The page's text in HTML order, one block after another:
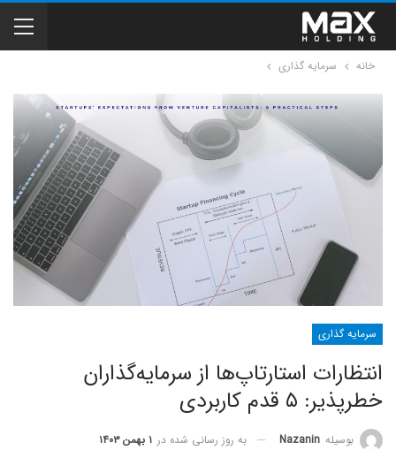
خانه سرمایه گذاری
سرمایه گذاری
انتظارات استارتاپ‌ها از سرمایه‌گذاران
خطرپذیر: ۵ قدم کاربردی
بوسیله Nazanin به روز رسانی شده در ۱ بهمن ۱۴۰۳